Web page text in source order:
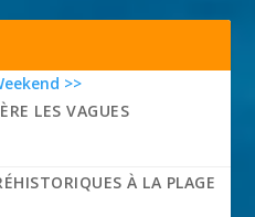
>>
LES VAGUES
À LA PLAGE